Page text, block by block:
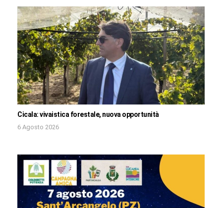
Cicala: vivaistica forestale, nuova opportunità
6 Agosto 2026